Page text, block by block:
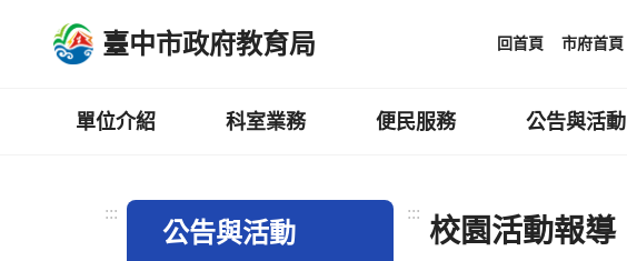
臺中市政府教育局 回首頁 市府首頁
單位介紹 科室業務 便民服務 公告與活動
:::
公告與活動
:::
校園活動報導